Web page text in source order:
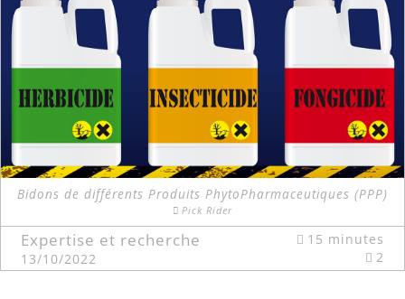
Bidons de différents Produits PhytoPharmaceutiques (PPP)
Pick Rider
Expertise et recherche
13/10/2022
15 minutes
2